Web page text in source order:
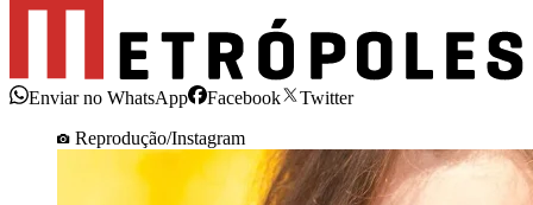
Enviar no WhatsApp Facebook
Twitter
Reprodução/Instagram